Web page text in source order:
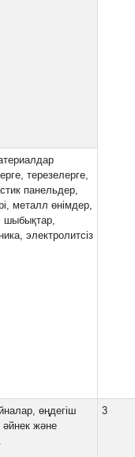
терезелерге,
панельдер,
металл өнімдер,
шыбықтар,
электролитсіз
өңдегіш
және
3